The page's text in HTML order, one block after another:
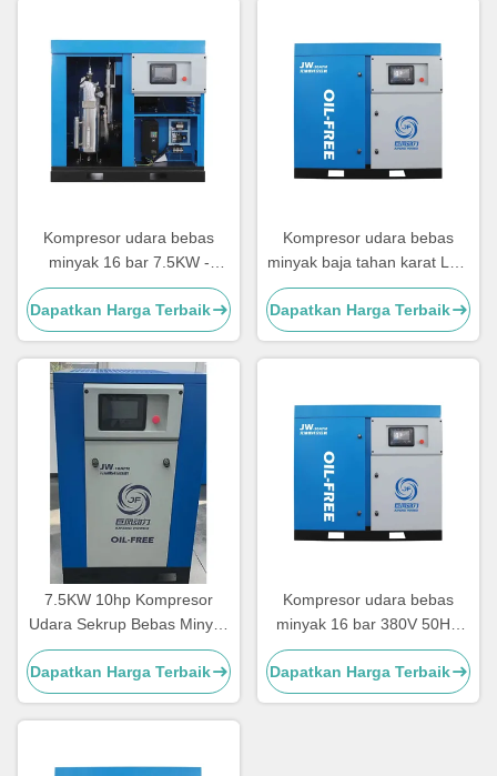
Kompresor udara bebas
minyak 16 bar 7.5KW -
250KW Silent Oil Free Screw
Air Compressor
Dapatkan Harga Terbaik
Kompresor udara bebas
minyak baja tahan karat Low
Noise Oilless Screw
Compressor
Dapatkan Harga Terbaik
7.5KW 10hp Kompresor
Udara Sekrup Bebas Minyak
Lubrikasi Air Tanpa
Kompresor Udara Sekrup
Minyak
Dapatkan Harga Terbaik
Kompresor udara bebas
minyak 16 bar 380V 50HZ
pendingin udara / air
Dapatkan Harga Terbaik